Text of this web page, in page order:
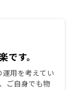
す。
用を考えてい
ご自身でも物